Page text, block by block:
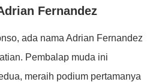
Fernandez
ada nama Adrian Fernandez
Pembalap muda ini
meraih podium pertamanya